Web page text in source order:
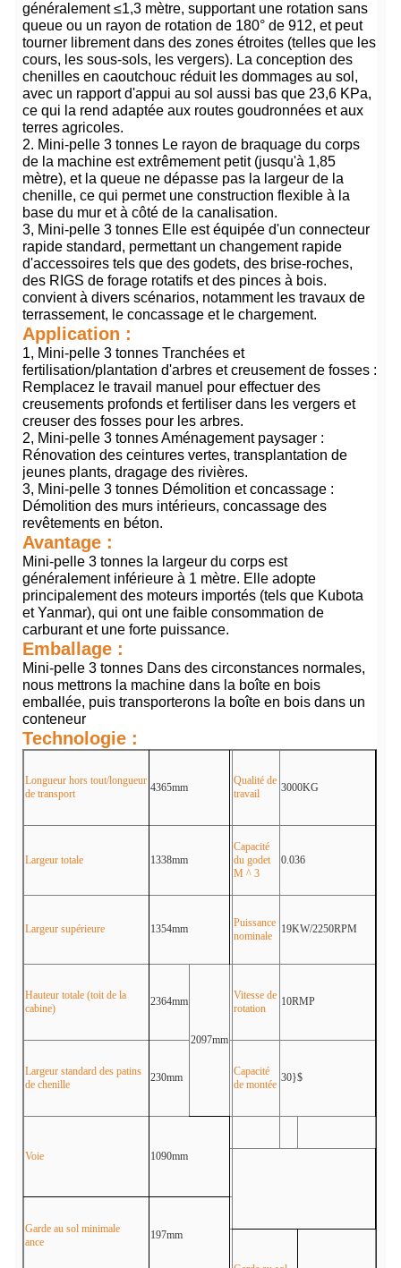
généralement ≤1,3 mètre, supportant une rotation sans
queue ou un rayon de rotation de 180° de 912, et peut
tourner librement dans des zones étroites (telles que les
cours, les sous-sols, les vergers). La conception des
chenilles en caoutchouc réduit les dommages au sol,
avec un rapport d'appui au sol aussi bas que 23,6 KPa,
ce qui la rend adaptée aux routes goudronnées et aux
terres agricoles.
2. Mini-pelle 3 tonnes Le rayon de braquage du corps
de la machine est extrêmement petit (jusqu'à 1,85
mètre), et la queue ne dépasse pas la largeur de la
chenille, ce qui permet une construction flexible à la
base du mur et à côté de la canalisation.
3, Mini-pelle 3 tonnes Elle est équipée d'un connecteur
rapide standard, permettant un changement rapide
d'accessoires tels que des godets, des brise-roches,
des RIGS de forage rotatifs et des pinces à bois.
convient à divers scénarios, notamment les travaux de
terrassement, le concassage et le chargement.
Application :
1, Mini-pelle 3 tonnes Tranchées et
fertilisation/plantation d'arbres et creusement de fosses :
Remplacez le travail manuel pour effectuer des
creusements profonds et fertiliser dans les vergers et
creuser des fosses pour les arbres.
2, Mini-pelle 3 tonnes Aménagement paysager :
Rénovation des ceintures vertes, transplantation de
jeunes plants, dragage des rivières.
3, Mini-pelle 3 tonnes Démolition et concassage :
Démolition des murs intérieurs, concassage des
revêtements en béton.
Avantage :
Mini-pelle 3 tonnes la largeur du corps est
généralement inférieure à 1 mètre. Elle adopte
principalement des moteurs importés (tels que Kubota
et Yanmar), qui ont une faible consommation de
carburant et une forte puissance.
Emballage :
Mini-pelle 3 tonnes Dans des circonstances normales,
nous mettrons la machine dans la boîte en bois
emballée, puis transporterons la boîte en bois dans un
conteneur
Technologie :
Longueur hors tout/longueur
de transport
4365mm
Qualité de
travail
3000KG
Largeur totale 1338mm
Capacité
du godet
M ^ 3
0.036
Largeur supérieure 1354mm
Puissance
nominale
19KW/2250RPM
Hauteur totale (toit de la
cabine)
2364mm
2097mm
Vitesse de
rotation
10RMP
Largeur standard des patins
de chenille
230mm
Capacité
de montée
30}$
Voie 1090mm
Garde au sol minimale
ance
197mm